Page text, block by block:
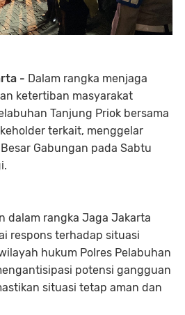
- Dalam rangka menjaga
ketertiban masyarakat
Tanjung Priok bersama
terkait, menggelar
Gabungan pada Sabtu
dalam rangka Jaga Jakarta
respons terhadap situasi
hukum Polres Pelabuhan
potensi gangguan
situasi tetap aman dan